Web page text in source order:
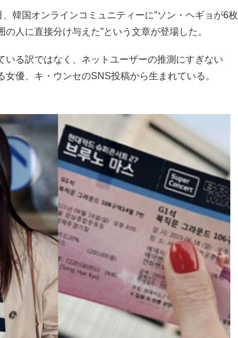
韓国オンラインコミュニティーに”ソン・ヘギョが6枚
人に直接分け与えた”という文章が登場した。
いる訳ではなく、ネットユーザーの推測にすぎない
優、キ・ウンセのSNS投稿から生まれている。